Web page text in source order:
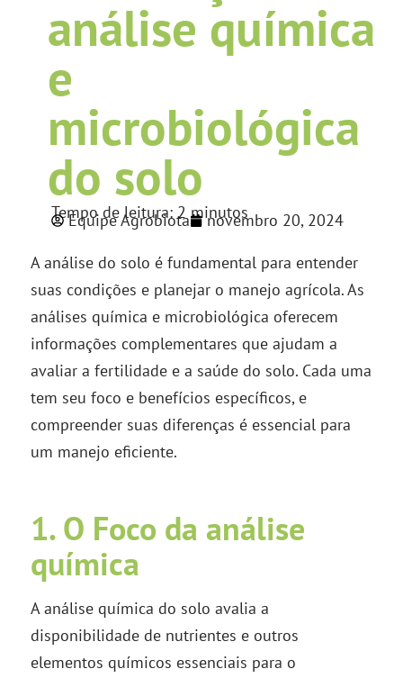
análise química
e
microbiológica
do solo
Tempo de leitura: 2 minutos
Equipe Agrobiota novembro 20, 2024
A análise do solo é fundamental para entender
suas condições e planejar o manejo agrícola. As
análises química e microbiológica oferecem
informações complementares que ajudam a
avaliar a fertilidade e a saúde do solo. Cada uma
tem seu foco e benefícios específicos, e
compreender suas diferenças é essencial para
um manejo eficiente.
1. O Foco da análise
química
A análise química do solo avalia a
disponibilidade de nutrientes e outros
elementos químicos essenciais para o